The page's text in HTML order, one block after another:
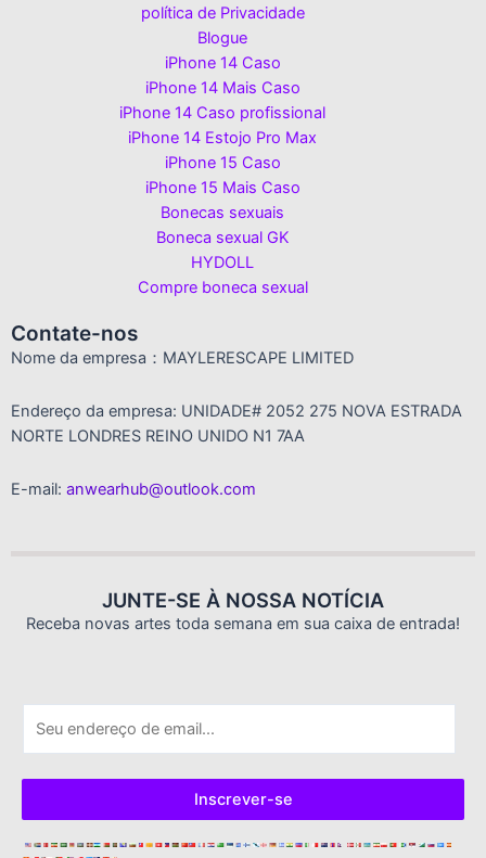
política de Privacidade
Blogue
iPhone 14 Caso
iPhone 14 Mais Caso
iPhone 14 Caso profissional
iPhone 14 Estojo Pro Max
iPhone 15 Caso
iPhone 15 Mais Caso
Bonecas sexuais
Boneca sexual GK
HYDOLL
Compre boneca sexual
Contate-nos
Nome da empresa：MAYLERESCAPE LIMITED
Endereço da empresa: UNIDADE# 2052 275 NOVA ESTRADA
NORTE LONDRES REINO UNIDO N1 7AA
E-mail: anwearhub@outlook.com
JUNTE-SE À NOSSA NOTÍCIA
Receba novas artes toda semana em sua caixa de entrada!
i
l
Inscrever-se